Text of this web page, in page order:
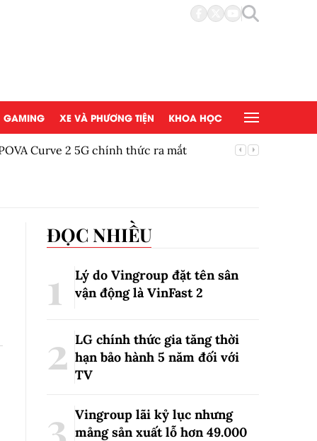
GAMING XE VÀ PHƯƠNG TIỆN KHOA HỌC
Curve 2 5G chính thức ra mắt
ĐỌC NHIỀU
Lý do Vingroup đặt tên sân
vận động là VinFast2
LG chính thức gia tăng thời
hạn bảo hành 5 năm đối với
TV
Vingroup lãi kỷ lục nhưng
mảng sản xuất lỗ hơn 49.000